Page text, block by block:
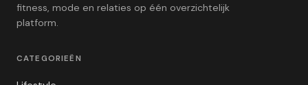
fitness, mode en relaties op één overzichtelijk
platform.
CATEGORIEËN